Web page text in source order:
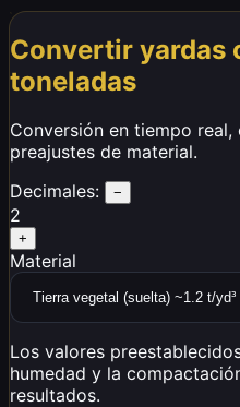
Convertir yardas
toneladas
Conversión en tiempo
preajustes de material.
Decimales:
−
2
+
Material
Los valores
humedad y la
resultados.